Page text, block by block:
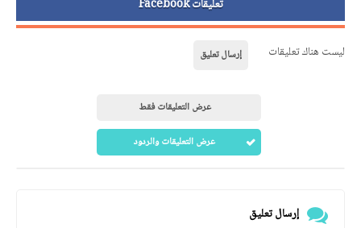
تعليقات Facebook
ليست هناك تعليقات إرسال تعليق
عرض التعليقات فقط
عرض التعليقات والردود
إرسال تعليق